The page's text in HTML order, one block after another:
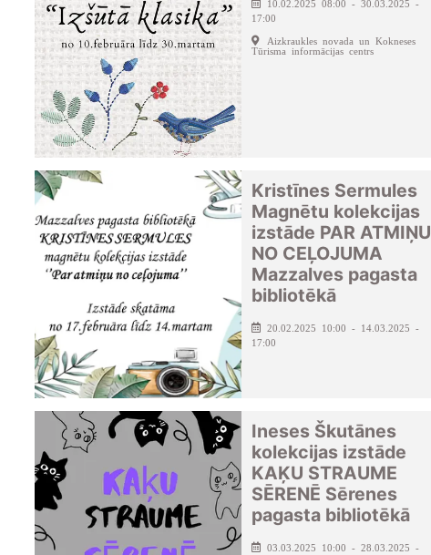
10.02.2025 08:00 - 30.03.2025 -
17:00
Aizkraukles novada un Kokneses
Tūrisma informācijas centrs
Kristīnes Sermules
Magnētu kolekcijas
izstāde PAR ATMIŅU
NO CEĻOJUMA
Mazzalves pagasta
bibliotēkā
20.02.2025 10:00 - 14.03.2025 -
17:00
Ineses Škutānes
kolekcijas izstāde
KAĶU STRAUME
SĒRENĒ Sērenes
pagasta bibliotēkā
03.03.2025 10:00 - 28.03.2025 -